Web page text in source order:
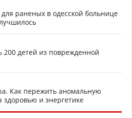
раненых в одесской больнице
200 детей из поврежденной
Как пережить аномальную
здоровью и энергетике